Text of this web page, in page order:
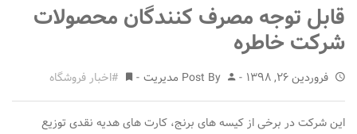
قابل توجه مصرف کنندگان محصولات
شرکت خاطره
فروردین 26, 1398 مدیریت اخبار فروشگاه
این شرکت در برخی از کیسه های برنج، کارت های هدیه نقدی توزیع